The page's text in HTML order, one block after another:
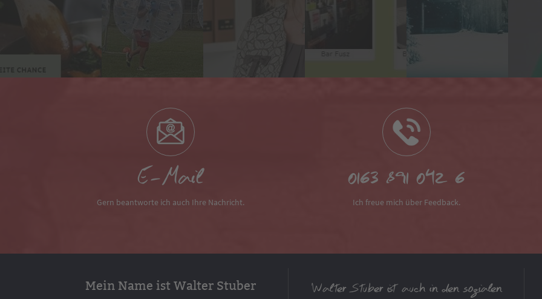
E-Mail
Gern beantworte ich auch Ihre Nachricht.
0163 891 042 6
Ich freue mich über Feedback.
Mein Name ist Walter Stuber Walter Stuber ist auch in den sozialen